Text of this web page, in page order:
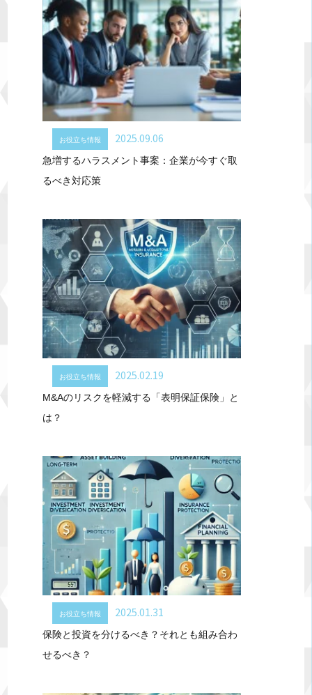
お役立ち情報 2025.09.06
急増するハラスメント事案：企業が今すぐ取
るべき対応策
お役立ち情報 2025.02.19
M&Aのリスクを軽減する「表明保証保険」と
は？
お役立ち情報 2025.01.31
保険と投資を分けるべき？それとも組み合わ
せるべき？